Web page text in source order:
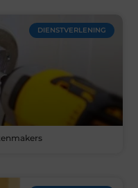
DIENSTVERLENING